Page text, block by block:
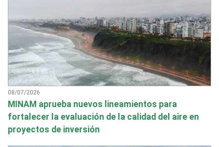
08/07/2026
MINAM aprueba nuevos lineamientos para
fortalecer la evaluación de la calidad del aire en
proyectos de inversión